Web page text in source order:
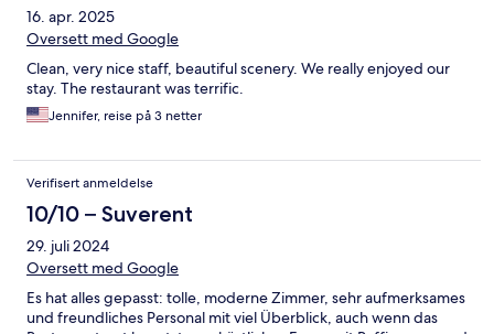
16. apr. 2025
Oversett med Google
Clean, very nice staff, beautiful scenery. We really enjoyed our
stay. The restaurant was terrific.
Jennifer, reise på 3 netter
Verifisert anmeldelse
10/10 – Suverent
29. juli 2024
Oversett med Google
Es hat alles gepasst: tolle, moderne Zimmer, sehr aufmerksames
und freundliches Personal mit viel Überblick, auch wenn das